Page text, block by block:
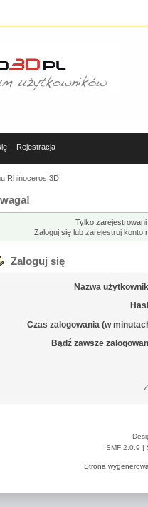
Rejestracja
Rhinoceros 3D
Tylko
Zaloguj się lub zarejestruj konto
Zaloguj się
Nazwa
Czas zalogowania (w
Bądź zawsze
SMF 2.0.9
Strona